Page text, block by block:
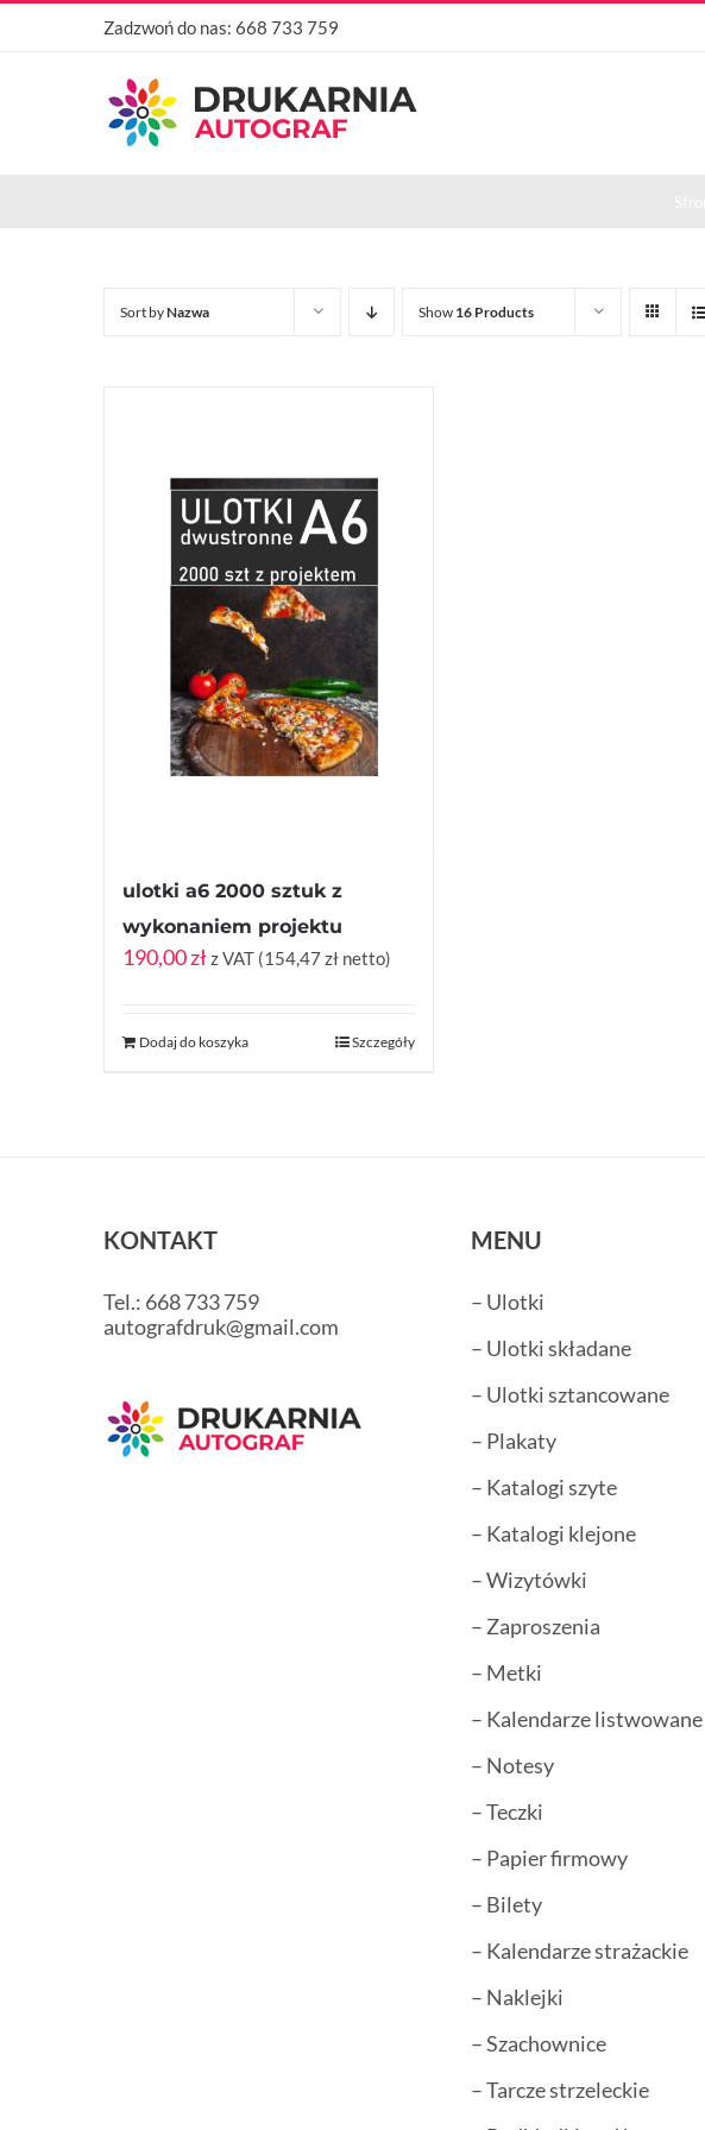
Przejdź
Zadzwoń do nas: 668 733 759
Sort byNazwa Show 16 Products
ulotki a6 2000 sztuk z
wykonaniem projektu
190,00złz VAT (154,47 zł netto)
Dodaj do koszyka Szczegóły
KONTAKT
Tel.: 668 733 759
autografdruk@gmail.com
MENU
– Ulotki
– Ulotki składane
– Ulotki sztancowane
– Plakaty
– Katalogi szyte
– Katalogi klejone
– Wizytówki
– Zaproszenia
– Metki
– Kalendarze listwowane
– Notesy
– Teczki
– Papier firmowy
– Bilety
– Kalendarze strażackie
– Naklejki
– Szachownice
– Tarcze strzeleckie